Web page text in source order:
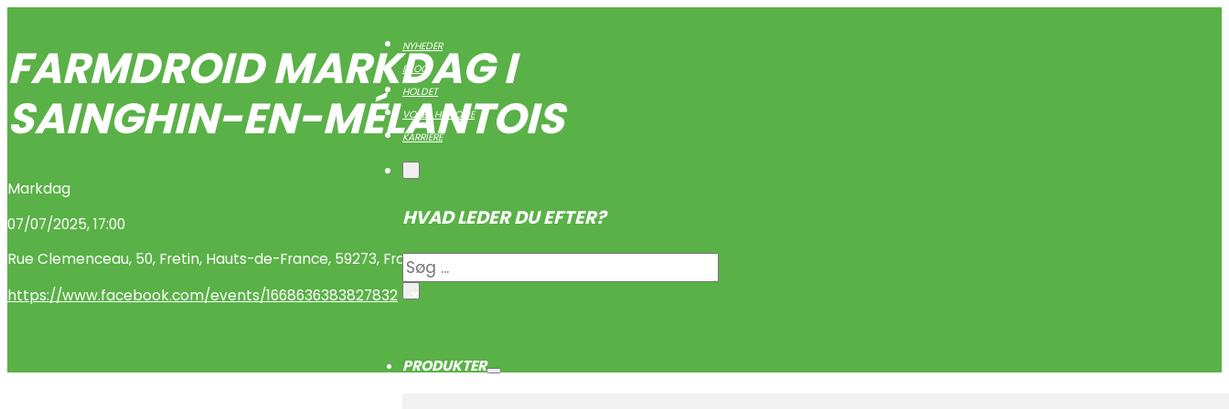
NYHEDER
BLOG
HOLDET
VORES HISTORIE
KARRIERE
HVAD LEDER DU EFTER?
Søgning
×
PRODUKTER
FARMDROID MARKDAG I
SAINGHIN-EN-MÉLANTOIS
Markdag
07/07/2025, 17:00
Rue Clemenceau, 50, Fretin, Hauts-de-France, 59273, Frankrig
https://www.facebook.com/events/1668636383827832